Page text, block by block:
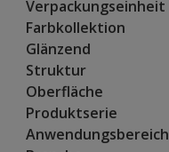
Verpackungseinheit
Farbkollektion
Glänzend
Struktur
Oberfläche
Produktserie
Anwendungsbereich